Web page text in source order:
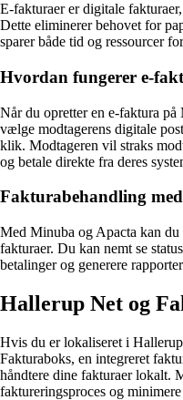
E-fakturaer er digitale
Dette eliminerer behovet for
sparer både tid og ressourcer
Hvordan fungerer e-
Når du opretter en e-faktura
vælge modtagerens digitale
klik. Modtageren vil straks
og betale direkte fra deres
Fakturabehandling
Med Minuba og Apacta kan
fakturaer. Du kan nemt se
betalinger og generere
Hallerup Net og
Hvis du er lokaliseret i
Fakturaboks, en integreret
håndtere dine fakturaer lokalt.
faktureringsproces og